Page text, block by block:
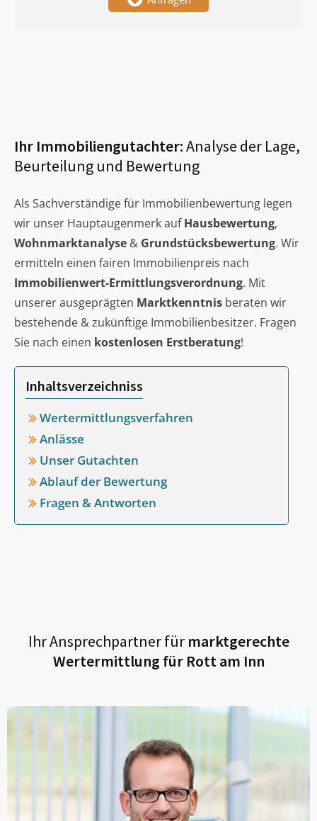
Ihr Immobiliengutachter:Analyse der Lage,
Beurteilung und Bewertung
Als Sachverständige für Immobilienbewertung legen
wir unser Hauptaugenmerk aufHausbewertung,
Wohnmarktanalyse & Grundstücksbewertung. Wir
ermitteln einen fairen Immobilienpreis nach
Immobilienwert-Ermittlungsverordnung. Mit
unserer ausgeprägten Marktkenntnis beraten wir
bestehende & zukünftige Immobilienbesitzer. Fragen
Sie nach einen kostenlosen Erstberatung!
Inhaltsverzeichniss
Wertermittlungsverfahren
Anlässe
Unser Gutachten
Ablauf der Bewertung
Fragen & Antworten
Ihr Ansprechpartner fürmarktgerechte
Wertermittlung für Rott am Inn